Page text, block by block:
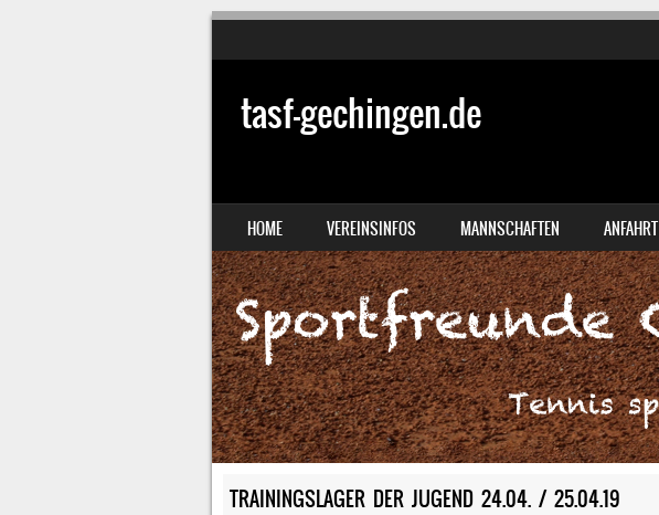
tasf-gechingen.de
MENU
SKIP TO CONTENT
HOME VEREINSINFOS MANNSCHAFTEN ANFAHRT
TRAININGSLAGER DER JUGEND 24.04. / 25.04.19